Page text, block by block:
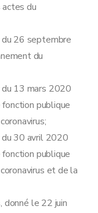
du
26 septembre
du
13 mars 2020
publique
30 avril 2020
publique
et de la
donné le 22 juin